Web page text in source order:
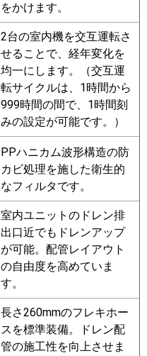
をかけます。
2台の室内機を交互運転さ
せることで、経年変化を
均一にします。（交互運
転サイクルは、1時間から
999時間の間で、1時間刻
みの設定が可能です。）
PPハニカム波形構造の防
カビ処理を施した衛生的
なフィルタです。
室内ユニットのドレン排
出口近でもドレンアップ
が可能。配管レイアウト
の自由度を高めていま
す。
長さ260mmのフレキホー
スを標準装備。ドレン配
管の施工性を向上させま